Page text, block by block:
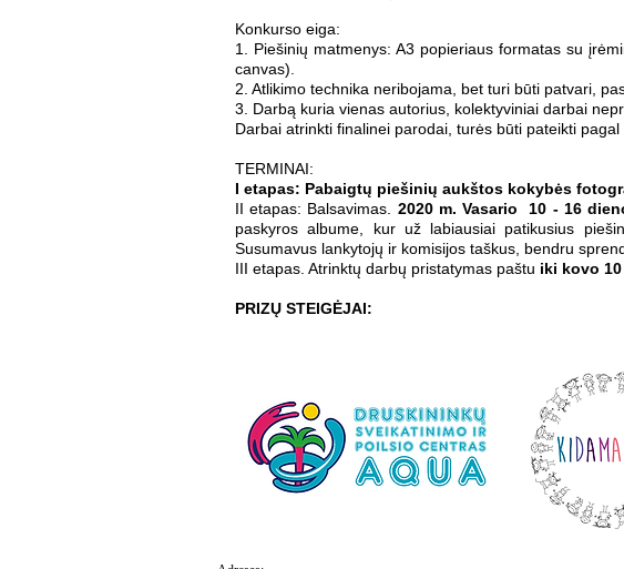
Konkurso eiga:
1. Piešinių matmenys: A3 popieriaus formatas su
canvas).
2. Atlikimo technika neribojama, bet turi būti patvari,
3. Darbą kuria vienas autorius, kolektyviniai darbai
Darbai atrinkti finalinei parodai, turės būti pateikti pagal
TERMINAI:
I etapas: Pabaigtų piešinių aukštos kokybės
II etapas: Balsavimas. 2020 m. Vasario 10 - 16
paskyros albume, kur už labiausiai patikusius
Susumavus lankytojų ir komisijos taškus, bendru
III etapas. Atrinktų darbų pristatymas paštu iki kovo 10
PRIZŲ STEIGĖJAI: